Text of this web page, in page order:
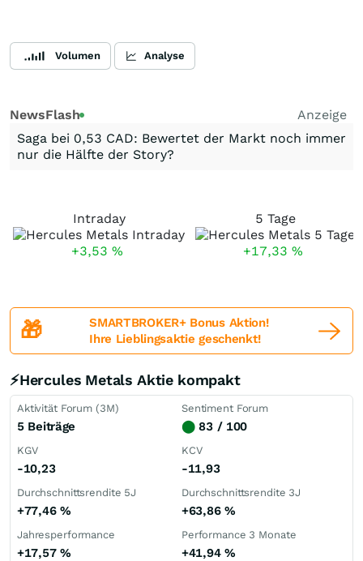
Volumen Analyse
NewsFlash
Anzeige
Saga bei 0,53 CAD: Bewertet der Markt noch immer
nur die Hälfte der Story?
Intraday
+3,53 %
5 Tage
+17,33 %
🎁
SMARTBROKER+ Bonus Aktion!
Ihre Lieblingsaktie geschenkt!
⚡Hercules Metals Aktie kompakt
Aktivität Forum (3M)
5 Beiträge
Sentiment Forum
⬤83 / 100
KGV
-10,23
KCV
-11,93
Durchschnittsrendite 5J
+77,46 %
Durchschnittsrendite 3J
+63,86 %
Jahresperformance
+17,57 %
Performance 3 Monate
+41,94 %